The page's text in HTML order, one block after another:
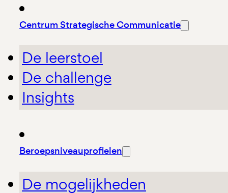
Centrum Strategische Communicatie
De leerstoel
De challenge
Insights
Beroepsniveauprofielen
De mogelijkheden